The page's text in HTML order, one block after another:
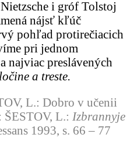
i gróf Tolstoj
nájsť kľúč
pohľad protirečiacich
pri jednom
najviac preslávených
a treste.
L.: Dobro v učenii
ŠESTOV, L.: Izbrannyje
1993, s. 66 – 77